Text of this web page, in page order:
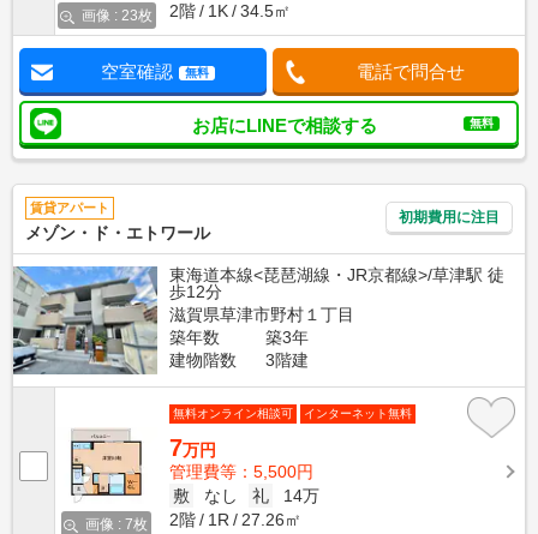
画像 : 23枚
2階
1K 34.5㎡
空室確認 無料 電話で問合せ
お店にLINEで相談する 無料
賃貸アパート
メゾン・ド・エトワール
初期費用に注目
東海道本線<琵琶湖線・JR京都線>/草津駅 徒
歩12分
滋賀県草津市野村１丁目
築年数
築3年
建物階数
3階建
画像 : 7枚
無料オンライン相談可 インターネット無料
7万円
管理費等：5,500円
敷
なし 礼
14万
2階
1R 27.26㎡